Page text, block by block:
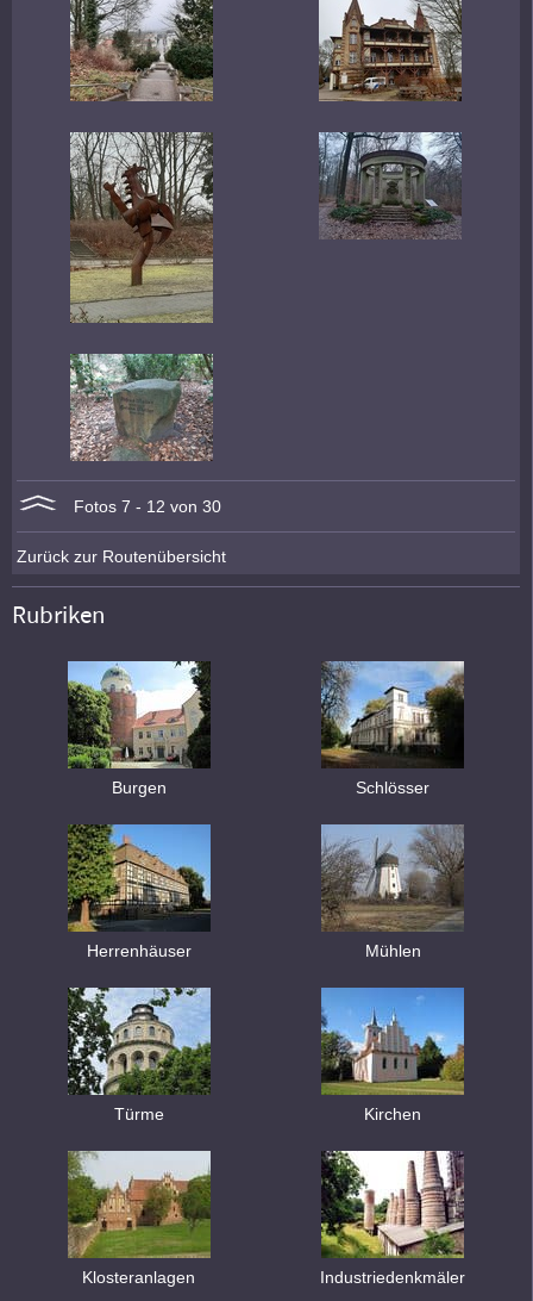
Fotos 7 - 12 von 30
Zurück zur Routenübersicht
Rubriken
Burgen Schlösser
Herrenhäuser Mühlen
Türme Kirchen
Klosteranlagen Industriedenkmäler